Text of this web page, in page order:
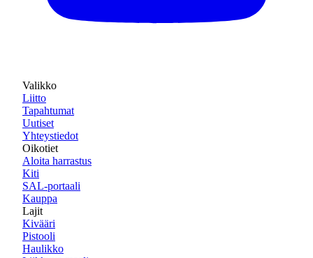
Valikko
Liitto
Tapahtumat
Uutiset
Yhteystiedot
Oikotiet
Aloita harrastus
Kiti
SAL-portaali
Kauppa
Lajit
Kivääri
Pistooli
Haulikko